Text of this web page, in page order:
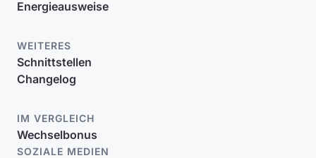
Energieausweise
WEITERES
Schnittstellen
Changelog
IM VERGLEICH
Wechselbonus
SOZIALE MEDIEN